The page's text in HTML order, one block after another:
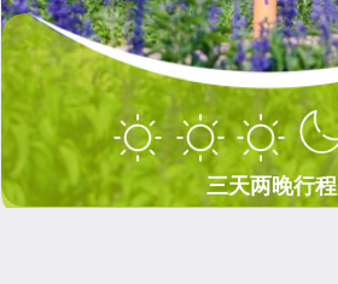
三天两晚行程
三天两晚行程